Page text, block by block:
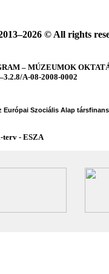
© All rights
– MÚZEUMOK
A-08-2008-0002
Szociális Alap